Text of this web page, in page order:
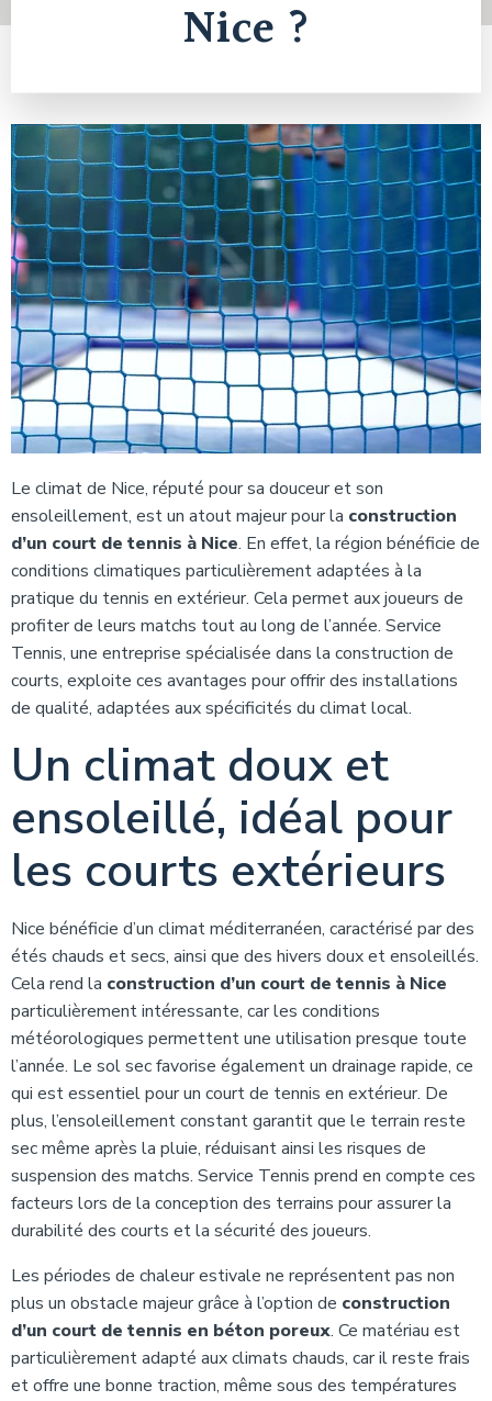
Nice ?
Le climat de Nice, réputé pour sa douceur et son
ensoleillement, est un atout majeur pour la construction
d’un court de tennis à Nice. En effet, la région bénéficie de
conditions climatiques particulièrement adaptées à la
pratique du tennis en extérieur. Cela permet aux joueurs de
profiter de leurs matchs tout au long de l’année. Service
Tennis, une entreprise spécialisée dans la construction de
courts, exploite ces avantages pour offrir des installations
de qualité, adaptées aux spécificités du climat local.
Un climat doux et
ensoleillé, idéal pour
les courts extérieurs
Nice bénéficie d’un climat méditerranéen, caractérisé par des
étés chauds et secs, ainsi que des hivers doux et ensoleillés.
Cela rend la construction d’un court de tennis à Nice
particulièrement intéressante, car les conditions
météorologiques permettent une utilisation presque toute
l’année. Le sol sec favorise également un drainage rapide, ce
qui est essentiel pour un court de tennis en extérieur. De
plus, l’ensoleillement constant garantit que le terrain reste
sec même après la pluie, réduisant ainsi les risques de
suspension des matchs. Service Tennis prend en compte ces
facteurs lors de la conception des terrains pour assurer la
durabilité des courts et la sécurité des joueurs.
Les périodes de chaleur estivale ne représentent pas non
plus un obstacle majeur grâce à l’option de construction
d’un court de tennis en béton poreux. Ce matériau est
particulièrement adapté aux climats chauds, car il reste frais
et offre une bonne traction, même sous des températures